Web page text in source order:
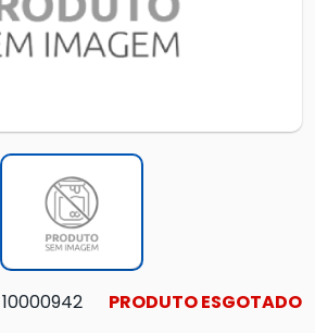
10000942 PRODUTO ESGOTADO